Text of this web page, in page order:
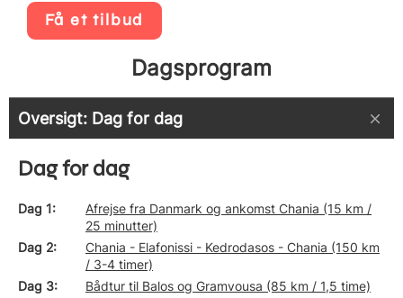
Få et tilbud
Dagsprogram
Oversigt: Dag for dag
Dag for dag
Dag 1
Afrejse fra Danmark og ankomst Chania (15 km /
25 minutter)
Dag 2
Chania - Elafonissi - Kedrodasos - Chania (150 km
/ 3-4 timer)
Dag 3
Bådtur til Balos og Gramvousa (85 km / 1,5 time)